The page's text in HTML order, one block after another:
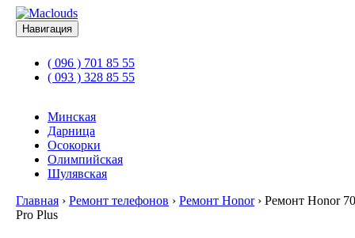
Навигация
( 096 ) 701 85 55
( 093 ) 328 85 55
Минская
Дарница
Осокорки
Олимпийская
Шулявская
Главная › Ремонт телефонов › Ремонт Honor› Ремонт Honor 70
Pro Plus